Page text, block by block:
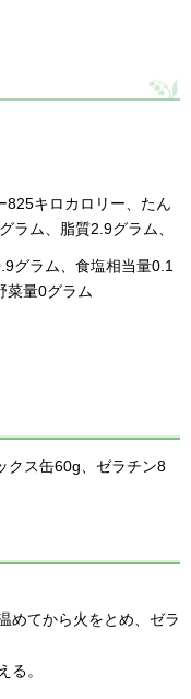
825キロカロリー、たん
ラム、脂質2.9グラム、
グラム、食塩相当量0.1
菜量0グラム
クス缶60g、ゼラチン8
めてから火をとめ、ゼラ
る。